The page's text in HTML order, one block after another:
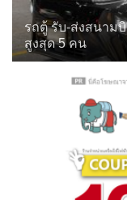
รถตู้ รับ-ส่งสนาม
สูงสุด 5 คน